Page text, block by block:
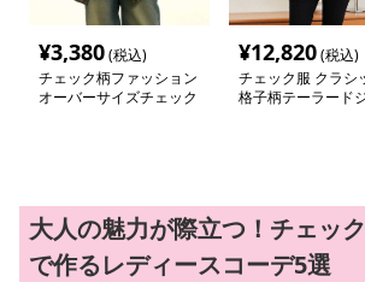
¥3,380(税込)
チェック柄ファッション
オーバーサイズチェック
¥12,820(税込)
チェック服 クラシ
格子柄テーラード
大人の魅力が際立つ！チェッ
で作るレディースコーデ5選